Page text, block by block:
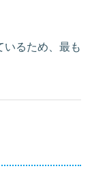
いるため、最も